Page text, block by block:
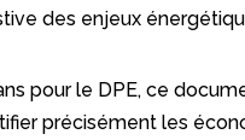
des enjeux
pour le DPE, ce
précisément les